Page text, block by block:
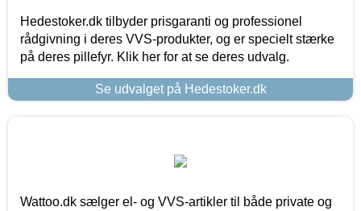
Hedestoker.dk tilbyder prisgaranti og professionel
rådgivning i deres VVS-produkter, og er specielt stærke
på deres pillefyr. Klik her for at se deres udvalg.
Se udvalget på Hedestoker.dk
Wattoo.dk sælger el- og VVS-artikler til både private og